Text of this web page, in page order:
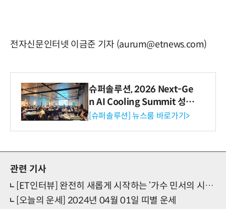
전자신문인터넷 이금준 기자 (aurum@etnews.com)
슈퍼솔루션, 2026 Next-Ge
n AI Cooling Summit 성황
리 성료
[슈퍼솔루션] 뉴스룸 바로가기>
관련 기사
[ET인터뷰] 완전히 새롭게 시작하는 ‘가수 민서의 시즌2’
[오늘의 운세] 2024년 04월 01일 띠별 운세